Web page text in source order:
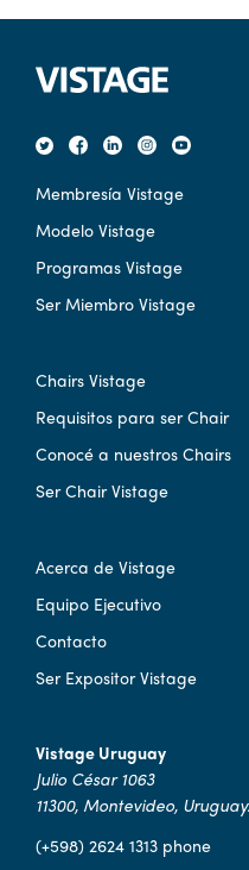
Membresía Vistage
Modelo Vistage
Programas Vistage
Ser Miembro Vistage
Chairs Vistage
Requisitos para ser Chair
Conocé a nuestros Chairs
Ser Chair Vistage
Acerca de Vistage
Equipo Ejecutivo
Contacto
Ser Expositor Vistage
Vistage Uruguay
Julio César 1063
11300, Montevideo, Uruguay.
(+598) 2624 1313 phone